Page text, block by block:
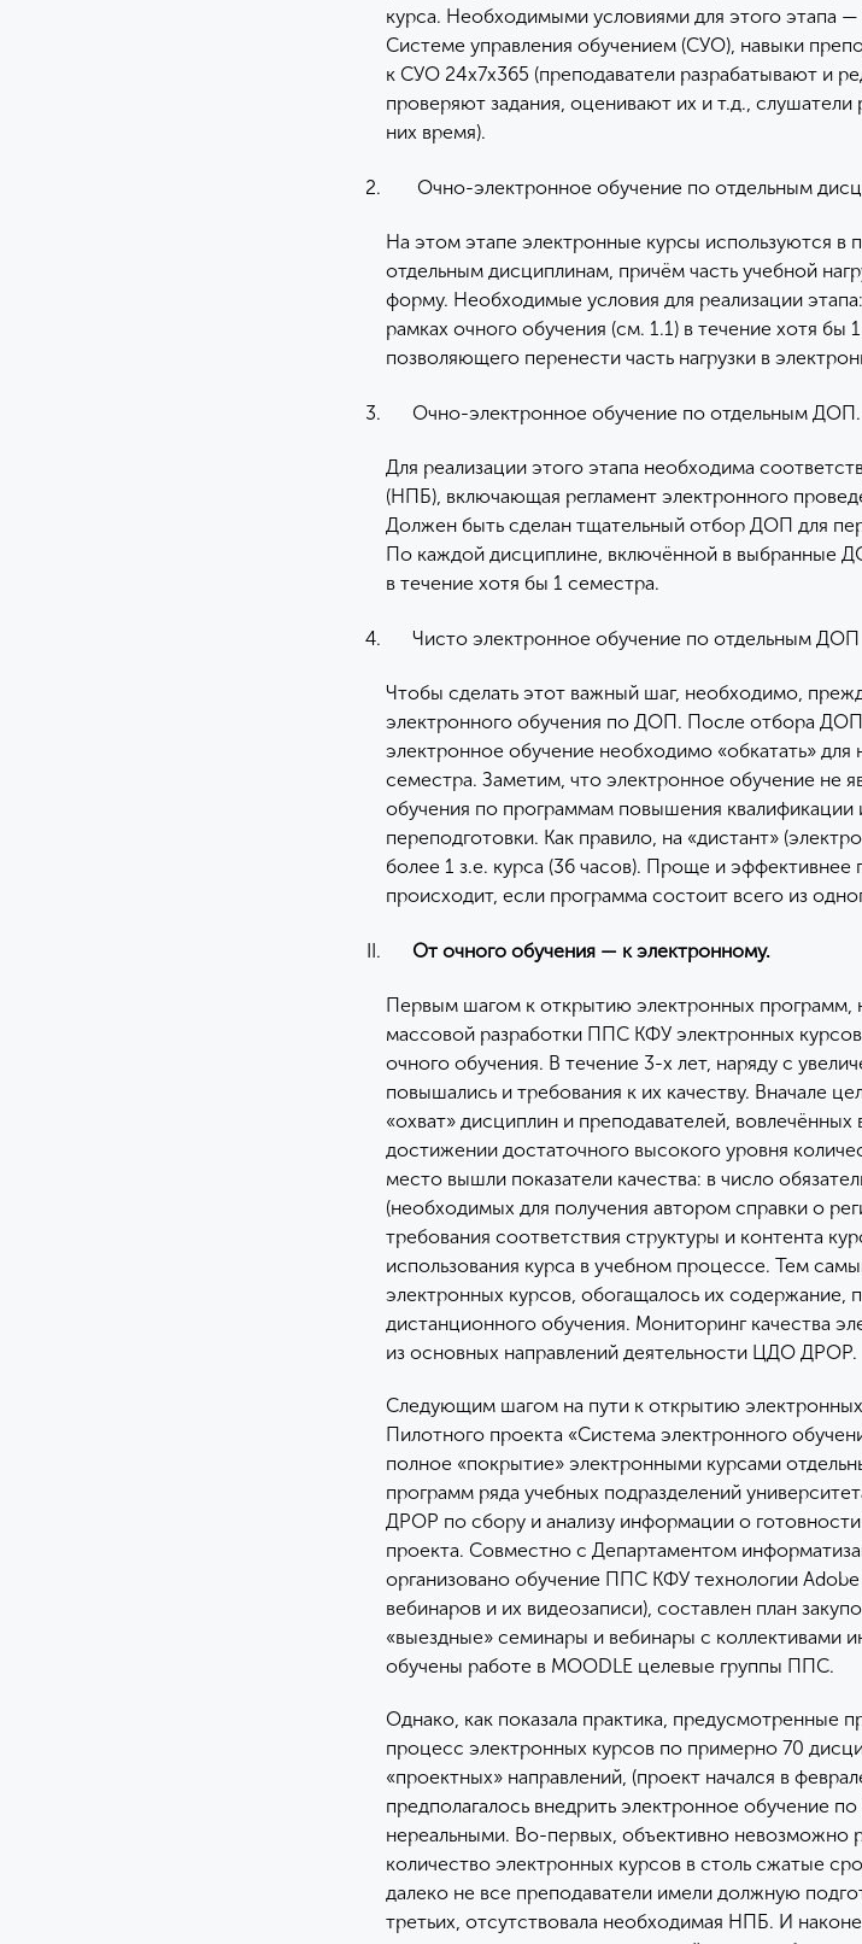
курса. Необходимыми условиями для этого этапа
Системе управления обучением (СУО), навыки
к СУО 24х7х365 (преподаватели разрабатывают и
проверяют задания, оценивают их и т.д.,
них время).
Очно-электронное обучение по отдельным
На этом этапе электронные курсы используются в
отдельным дисциплинам, причём часть учебной
форму. Необходимые условия для реализации
рамках очного обучения (см. 1.1) в течение хотя бы
позволяющего перенести часть нагрузки в
Очно-электронное обучение по отдельным ДОП.
Для реализации этого этапа необходима
(НПБ), включающая регламент электронного
Должен быть сделан тщательный отбор ДОП для
По каждой дисциплине, включённой в выбранные
в течение хотя бы 1 семестра.
Чисто электронное обучение по отдельным ДОП
Чтобы сделать этот важный шаг, необходимо,
электронного обучения по ДОП. После отбора ДОП
электронное обучение необходимо «обкатать» для
семестра. Заметим, что электронное обучение не
обучения по программам повышения квалификации
переподготовки. Как правило, на «дистант»
более 1 з.е. курса (36 часов). Проще и
происходит, если программа состоит всего из
От очного обучения — к электронному.
Первым шагом к открытию электронных программ,
массовой разработки ППС КФУ электронных
очного обучения. В течение 3-х лет, наряду с
повышались и требования к их качеству. Вначале
«охват» дисциплин и преподавателей,
достижении достаточного высокого уровня
место вышли показатели качества: в число
(необходимых для получения автором справки о
требования соответствия структуры и контента
использования курса в учебном процессе. Тем
электронных курсов, обогащалось их содержание,
дистанционного обучения. Мониторинг качества
из основных направлений деятельности ЦДО ДРОР.
Следующим шагом на пути к открытию электронных
Пилотного проекта «Система электронного
полное «покрытие» электронными курсами
программ ряда учебных подразделений
ДРОР по сбору и анализу информации о
проекта. Совместно с Департаментом
организовано обучение ППС КФУ технологии
вебинаров и их видеозаписи), составлен план
«выездные» семинары и вебинары с коллективами
обучены работе в MOODLE целевые группы ППС.
Однако, как показала практика, предусмотренные
процесс электронных курсов по примерно 70
«проектных» направлений, (проект начался в
предполагалось внедрить электронное обучение
нереальными. Во-первых, объективно невозможно
количество электронных курсов в столь сжатые
далеко не все преподаватели имели должную
третьих, отсутствовала необходимая НПБ. И